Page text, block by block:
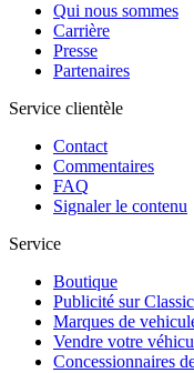
Qui nous sommes
Carrière
Presse
Partenaires
Service clientèle
Contact
Commentaires
FAQ
Signaler le contenu
Service
Boutique
Publicité sur
Marques de
Vendre votre
Concessionnaires